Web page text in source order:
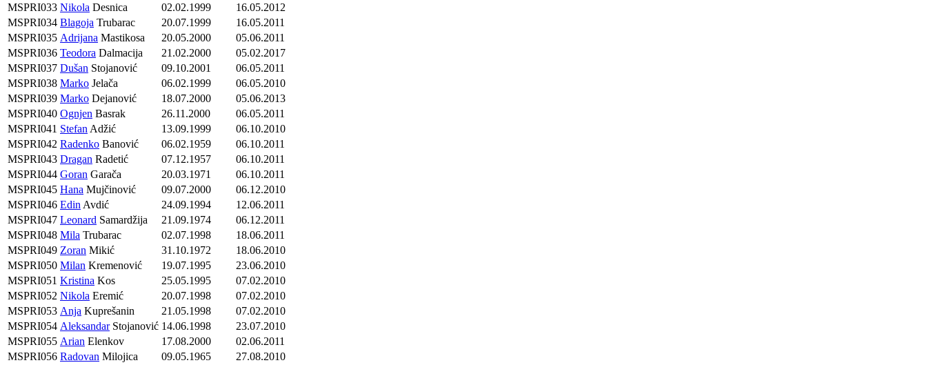
MSPRI033 Nikola Desnica 02.02.1999
16.05.2012
MSPRI034 Blagoja Trubarac 20.07.1999
16.05.2011
MSPRI035 Adrijana Mastikosa 20.05.2000
05.06.2011
MSPRI036 Teodora Dalmacija 21.02.2000
05.02.2017
MSPRI037 Dušan Stojanović 09.10.2001
06.05.2011
MSPRI038 Marko Jelača 06.02.1999
06.05.2010
MSPRI039 Marko Dejanović 18.07.2000
05.06.2013
MSPRI040 Ognjen Basrak 26.11.2000
06.05.2011
MSPRI041 Stefan Adžić 13.09.1999
06.10.2010
MSPRI042 Radenko Banović 06.02.1959
06.10.2011
MSPRI043 Dragan Radetić 07.12.1957
06.10.2011
MSPRI044 Goran Garača 20.03.1971
06.10.2011
MSPRI045 Hana Mujčinović 09.07.2000
06.12.2010
MSPRI046 Edin Avdić 24.09.1994
12.06.2011
MSPRI047 Leonard Samardžija 21.09.1974
06.12.2011
MSPRI048 Mila Trubarac 02.07.1998
18.06.2011
MSPRI049 Zoran Mikić 31.10.1972
18.06.2010
MSPRI050 Milan Kremenović 19.07.1995
23.06.2010
MSPRI051 Kristina Kos 25.05.1995
07.02.2010
MSPRI052 Nikola Eremić 20.07.1998
07.02.2010
MSPRI053 Anja Kuprešanin 21.05.1998
07.02.2010
MSPRI054 AleksandarStojanović 14.06.1998
23.07.2010
MSPRI055 Arian Elenkov 17.08.2000
02.06.2011
MSPRI056 Radovan Milojica 09.05.1965
27.08.2010